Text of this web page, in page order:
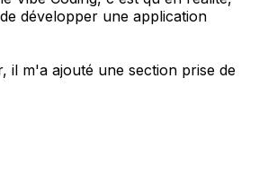
développer une application
il m'a ajouté une section prise de